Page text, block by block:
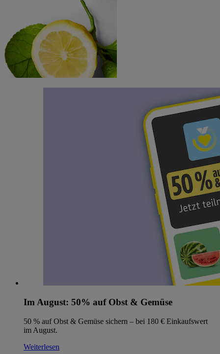
Im August: 50% auf Obst & Gemüse
50 % auf Obst & Gemüse sichern – bei 180 € Einkaufswert
im August.
Weiterlesen